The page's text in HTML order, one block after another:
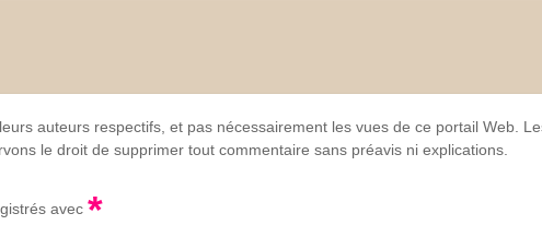
auteurs respectifs, et pas nécessairement les vues de ce portail Web.
le droit de supprimer tout commentaire sans préavis ni explications.
avec *